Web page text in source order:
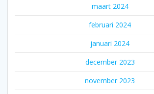
maart 2024
februari 2024
januari 2024
december 2023
november 2023